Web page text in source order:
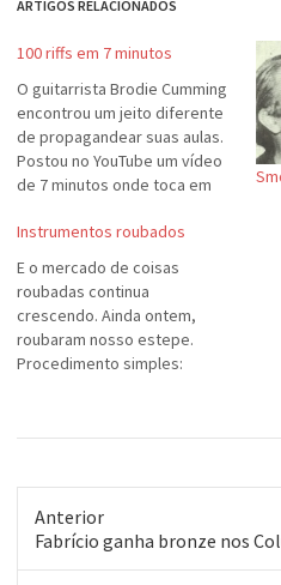
ARTIGOS RELACIONADOS
100 riffs em 7 minutos
O guitarrista Brodie Cumming
encontrou um jeito diferente
de propagandear suas aulas.
Postou no YouTube um vídeo
de 7 minutos onde toca em
menos que 100 riffs de
músicas famosas. Quem se
habilita a descobrir quais
são? Embaixo coloco alguns
dos meus palpites. 1. Led…
Instrumentos roubados
E o mercado de coisas
roubadas continua
crescendo. Ainda ontem,
roubaram nosso estepe.
Procedimento simples:
malas, abriram a porta e
poucos minutos. O alarme
tocou, mas quem presta
atenção em alarmes de
carro? :-( Outro conhecido,…
Anterior
Post
Fabrício ganha bronze nos